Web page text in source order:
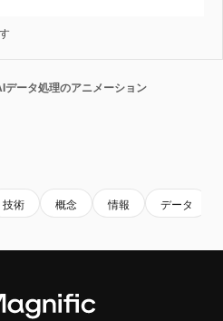
データ処理のアニメーション
技術 概念 情報 データ